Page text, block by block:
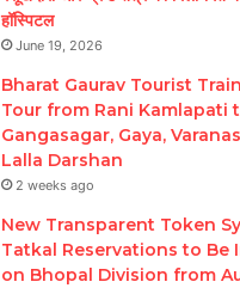
हॉस्पिटल
June 19, 2026
Bharat Gaurav Tourist
Tour from Rani Kamlapati
Gangasagar, Gaya,
Lalla Darshan
2 weeks ago
New Transparent Token
Tatkal Reservations to Be
on Bhopal Division from